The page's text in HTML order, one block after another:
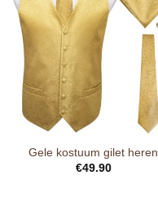
Gele kostuum gilet heren
€49.90